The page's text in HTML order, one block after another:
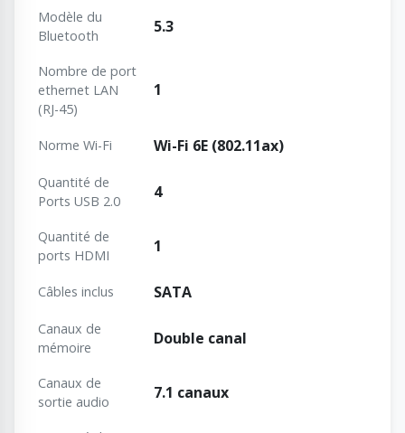
Modèle du
Bluetooth
5.3
Nombre de port
ethernet LAN
(RJ-45)
1
Norme Wi-Fi Wi-Fi 6E (802.11ax)
Quantité de
Ports USB 2.0
4
Quantité de
ports HDMI
1
Câbles inclus SATA
Canaux de
mémoire
Double canal
Canaux de
sortie audio
7.1 canaux